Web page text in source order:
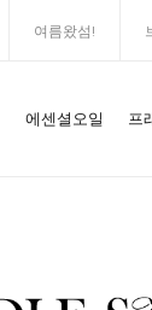
여름왔섬!
에센셜오일 프